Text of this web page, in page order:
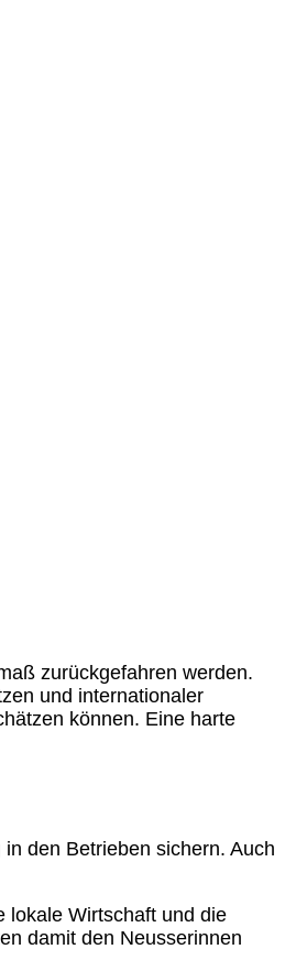
zurückgefahren werden.
und internationaler
können. Eine harte
den Betrieben sichern. Auch
lokale Wirtschaft und die
damit den Neusserinnen